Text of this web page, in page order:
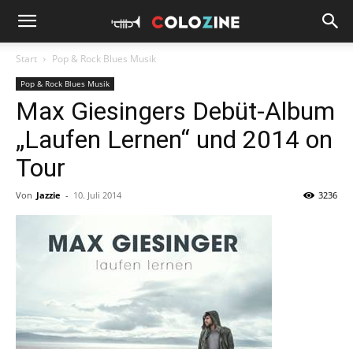
Start Pop & Rock Blues Musik
Pop & Rock Blues Musik
Max Giesingers Debüt-Album
„Laufen Lernen“ und 2014 on
Tour
Von Jazzie - 10. Juli 2014 3236